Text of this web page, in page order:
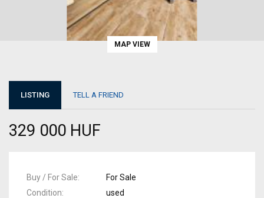
MAP VIEW
LISTING TELL A FRIEND
329 000 HUF
Buy / For Sale
For Sale
Condition
used